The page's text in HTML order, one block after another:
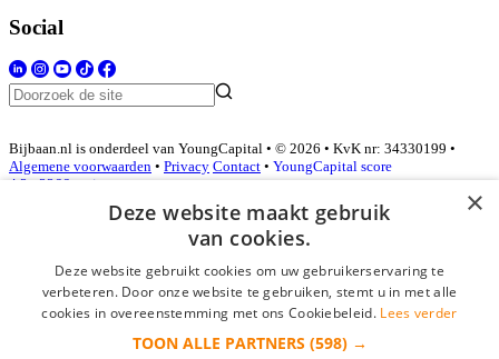
Social
Bijbaan.nl is onderdeel van YoungCapital • © 2026 • KvK nr: 34330199 •
Algemene voorwaarden • Privacy Contact • YoungCapital score
4.3 - 3366 reviews
Inloggen als bedrijf
*
×
Deze website maakt gebruik
van cookies.
Deze website gebruikt cookies om uw gebruikerservaring te
verbeteren. Door onze website te gebruiken, stemt u in met alle
cookies in overeenstemming met ons Cookiebeleid. Lees verder
TOON ALLE PARTNERS (598) →